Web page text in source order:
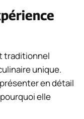
traditionnel
unique.
en détail
elle